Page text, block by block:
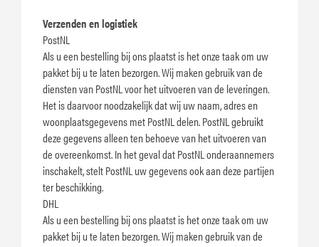
Verzenden en logistiek
PostNL
Als u een bestelling bij ons plaatst is het onze taak om uw
pakket bij u te laten bezorgen. Wij maken gebruik van de
diensten van PostNL voor het uitvoeren van de leveringen.
Het is daarvoor noodzakelijk dat wij uw naam, adres en
woonplaatsgegevens met PostNL delen. PostNL gebruikt
deze gegevens alleen ten behoeve van het uitvoeren van
de overeenkomst. In het geval dat PostNL onderaannemers
inschakelt, stelt PostNL uw gegevens ook aan deze partijen
ter beschikking.
DHL
Als u een bestelling bij ons plaatst is het onze taak om uw
pakket bij u te laten bezorgen. Wij maken gebruik van de